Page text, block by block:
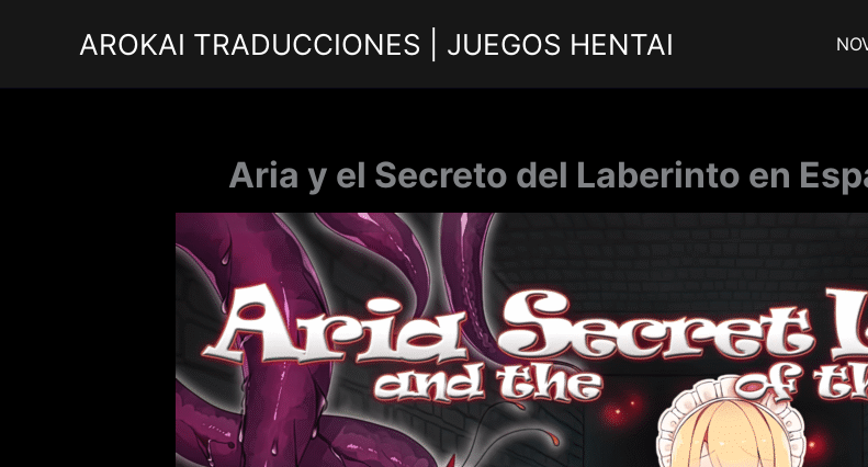
AROKAI TRADUCCIONES | JUEGOS HENTAI
Aria y el Secreto del Laberinto en